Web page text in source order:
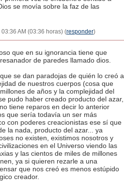
se movía sobre la faz de las
AM (03:36 horas) (responder)
que en su ignorancia tiene que
de paredes llamado dios.
se dan paradojas de quién lo creó a
de nuestros cuerpos (cosa que
de años y la complejidad del
pudo haber creado producto del azar,
tiene reparos en decir lo anterior
que sería todavía un ser más
con poderes creacionistas ese sí que
la nada, producto del azar... ya
no existen, existimos nosotros y
en el Universo viendo las
y las cientos de miles de millones
ya si quieren rezarle a una
que nos creó es menos estúpido
creador.